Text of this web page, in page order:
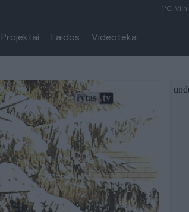
1°C,
Projektai Laidos Videoteka